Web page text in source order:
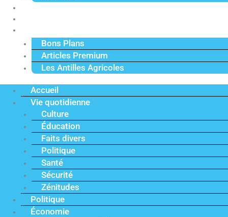
Bons Plans
Articles Premium
Les Antilles Agricoles
Accueil
Vie quotidienne
Culture
Éducation
Faits divers
Politique
Santé
Sécurité
Zénitudes
Politique
Économie